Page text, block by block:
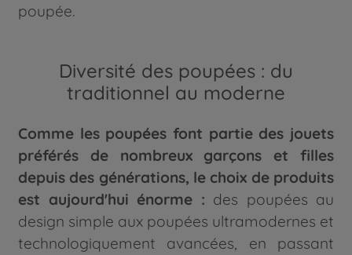
poupée.
Diversité des poupées : du
traditionnel au moderne
Comme les poupées font partie des jouets
préférés de nombreux garçons et filles
depuis des générations, le choix de produits
est aujourd'hui énorme : des poupées au
design simple aux poupées ultramodernes et
technologiquement avancées, en passant